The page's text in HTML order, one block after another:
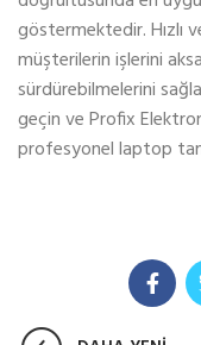
göstermektedir. Hızlı
müşterilerin işlerini
sürdürebilmelerini
geçin ve Profix
profesyonel laptop